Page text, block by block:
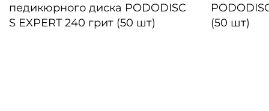
педикюрного диска PODODISC
S EXPERT 240 грит (50 шт)
(50 шт)